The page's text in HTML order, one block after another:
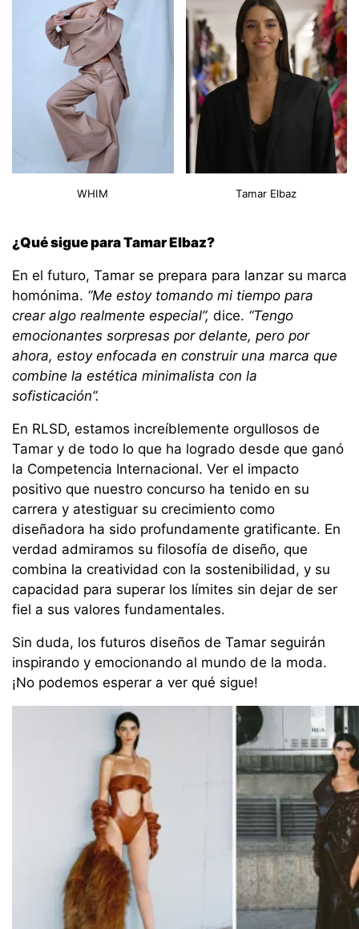
WHIM Tamar Elbaz
¿Qué sigue para Tamar Elbaz?
En el futuro, Tamar se prepara para lanzar su marca
homónima. “Me estoy tomando mi tiempo para
crear algo realmente especial”, dice. “Tengo
emocionantes sorpresas por delante, pero por
ahora, estoy enfocada en construir una marca que
combine la estética minimalista con la
sofisticación”.
En RLSD, estamos increíblemente orgullosos de
Tamar y de todo lo que ha logrado desde que ganó
la Competencia Internacional. Ver el impacto
positivo que nuestro concurso ha tenido en su
carrera y atestiguar su crecimiento como
diseñadora ha sido profundamente gratificante. En
verdad admiramos su filosofía de diseño, que
combina la creatividad con la sostenibilidad, y su
capacidad para superar los límites sin dejar de ser
fiel a sus valores fundamentales.
Sin duda, los futuros diseños de Tamar seguirán
inspirando y emocionando al mundo de la moda.
¡No podemos esperar a ver qué sigue!